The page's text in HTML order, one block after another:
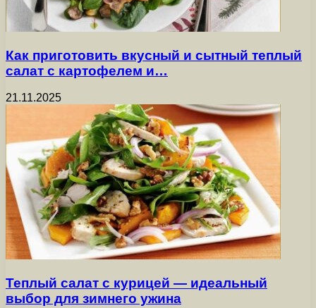
Как приготовить вкусный и сытный теплый
салат с картофелем и…
21.11.2025
Теплый салат с курицей — идеальный
выбор для зимнего ужина